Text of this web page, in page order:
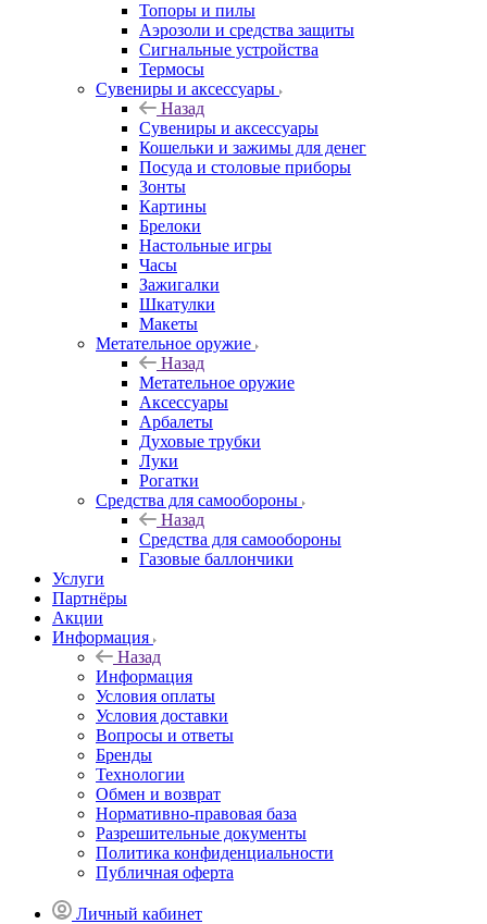
Топоры и пилы
Аэрозоли и средства защиты
Сигнальные устройства
Термосы
Сувениры и аксессуары
Назад
Сувениры и аксессуары
Кошельки и зажимы для денег
Посуда и столовые приборы
Зонты
Картины
Брелоки
Настольные игры
Часы
Зажигалки
Шкатулки
Макеты
Метательное оружие
Назад
Метательное оружие
Аксессуары
Арбалеты
Духовые трубки
Луки
Рогатки
Средства для самообороны
Назад
Средства для самообороны
Газовые баллончики
Услуги
Партнёры
Акции
Информация
Назад
Информация
Условия оплаты
Условия доставки
Вопросы и ответы
Бренды
Технологии
Обмен и возврат
Нормативно-правовая база
Разрешительные документы
Политика конфиденциальности
Публичная оферта
Личный кабинет